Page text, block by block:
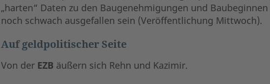
„harten“ Daten zu den Baugenehmigungen und
noch schwach ausgefallen sein (Veröffentlichung Mittwoch).
Auf geldpolitischer Seite
Von der EZB äußern sich Rehn und Kazimir.